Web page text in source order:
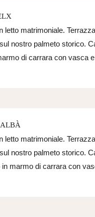
letto matrimoniale.
nostro palmeto storico.
di carrara con vasca
letto matrimoniale.
nostro palmeto storico.
marmo di carrara con